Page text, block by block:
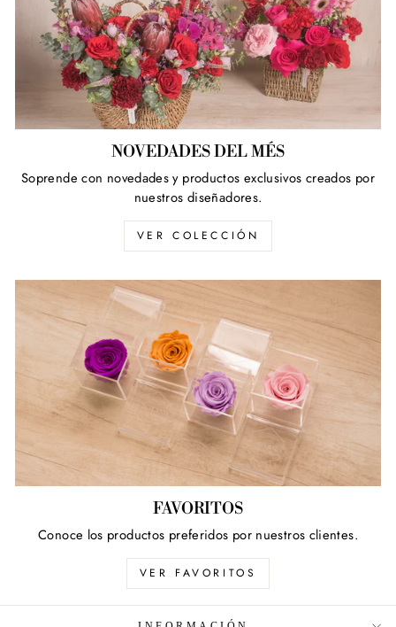
NOVEDADES DEL MÉS
Soprende con novedades y productos exclusivos creados por
nuestros diseñadores.
VER COLECCIÓN
FAVORITOS
Conoce los productos preferidos por nuestros clientes.
VER FAVORITOS